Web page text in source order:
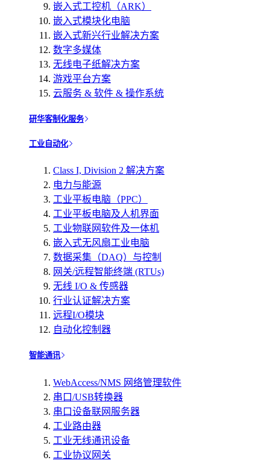
嵌入式工控机（ARK）
嵌入式模块化电脑
嵌入式新兴行业解决方案
数字多媒体
无线电子纸解决方案
游戏平台方案
云服务 & 软件 & 操作系统
研华客制化服务
工业自动化
Class I, Division 2 解决方案
电力与能源
工业平板电脑（PPC）
工业平板电脑及人机界面
工业物联网软件及一体机
嵌入式无风扇工业电脑
数据采集（DAQ）与控制
网关/远程智能终端 (RTUs)
无线 I/O & 传感器
行业认证解决方案
远程I/O模块
自动化控制器
智能通讯
WebAccess/NMS 网络管理软件
串口/USB转换器
串口设备联网服务器
工业路由器
工业无线通讯设备
工业协议网关